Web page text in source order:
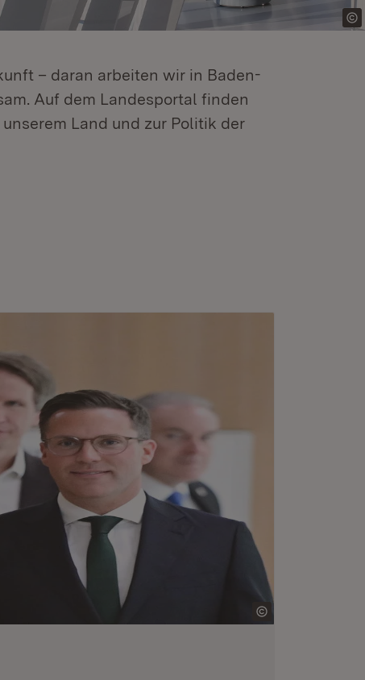
– daran arbeiten wir in Baden-
Auf dem Landesportal finden
Land und zur Politik der